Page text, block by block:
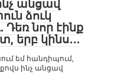
անցավ
ձուկ
Դեռ նոր էինք
երբ կինս․․․
եմ հանդիպում,
ինչ անցավ